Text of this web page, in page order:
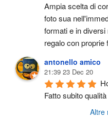
Ampia scelta di
foto sua
formati e in
regalo con proprie
antonello amico
21:39 23 Dec 20
Fatto subito
Altre